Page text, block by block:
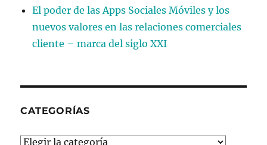
El poder de las Apps Sociales Móviles y los
nuevos valores en las relaciones comerciales
cliente – marca del siglo XXI
CATEGORÍAS
Categorías